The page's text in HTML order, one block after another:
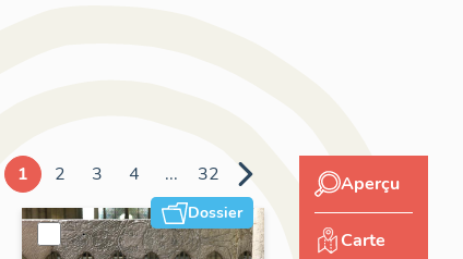
1 2 3 4 ... 32
Dossier
Aperçu
Carte